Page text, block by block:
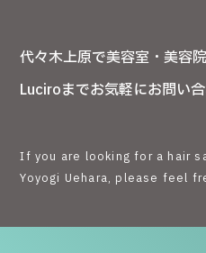
代々木上原で美容室・美容
Luciroまでお気軽にお問い合
If you are looking for a hair
Yoyogi Uehara, please feel